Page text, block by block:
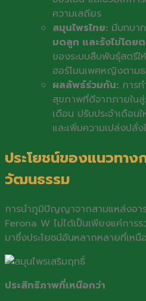
ความเสถียร
สมุนไพรไทย: มีบทบา
มดลูก และรังไข่โดย
ของระบบสืบพันธุ์สตรี
ฮอร์โมนเพศหญิงตาม
ผลลัพธ์ร่วมกัน: การ
สุขภาพที่ดีจากภายใน
เดือน ปรับประจำเดือ
และเพิ่มความเปล่งปลั่
ประโยชน์ของแนวทาง
วัฒนธรรม
การนำภูมิปัญญาจากสามแหล่งอา
Ferona W ไม่ได้เป็นเพียงแค่กา
มาซึ่งประโยชน์อันหลากหลายที่เหนื
ประสิทธิภาพที่เหนือกว่า